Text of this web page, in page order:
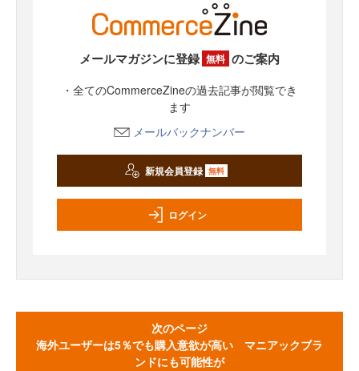
メールマガジンに登録 無料 のご案内
・全てのCommerceZineの過去記事が閲覧でき
ます
メールバックナンバー
新規会員登録 無料
ログイン
次のページ
海外ユーザーは5％でも購入意欲が高い マニアックブラ
ンドにも可能性が